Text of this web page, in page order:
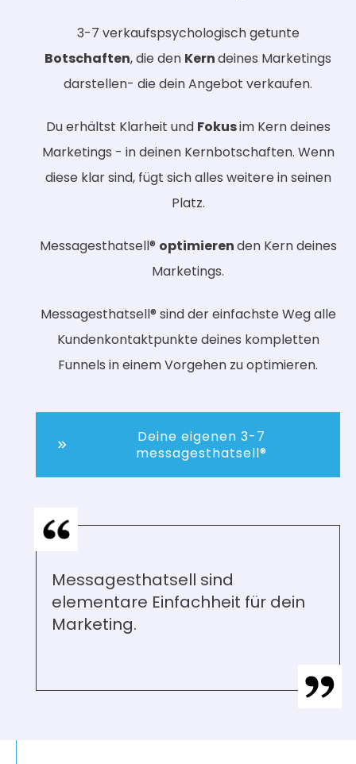
3-7 verkaufspsychologisch getunte
Botschaften, die den Kerndeines Marketings
darstellen- die dein Angebot verkaufen.
Du erhältst Klarheit und Fokusim Kern deines
Marketings - in deinen Kernbotschaften. Wenn
diese klar sind, fügt sich alles weitere in seinen
Platz.
Messagesthatsell® optimierenden Kern deines
Marketings.
Messagesthatsell® sind der einfachste Weg alle
Kundenkontaktpunkte deines kompletten
Funnels in einem Vorgehen zu optimieren.
Deine eigenen 3-7
messagesthatsell®
Messagesthatsell sind
elementare Einfachheit für dein
Marketing.